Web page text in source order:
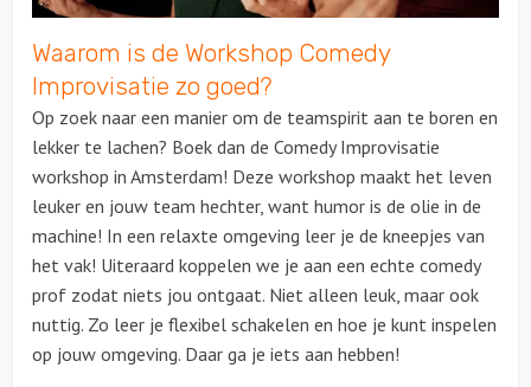
Over ons
Waarom is de Workshop Comedy
Improvisatie zo goed?
Op zoek naar een manier om de teamspirit aan te boren en
lekker te lachen? Boek dan de Comedy Improvisatie
workshop in Amsterdam! Deze workshop maakt het leven
leuker en jouw team hechter, want humor is de olie in de
machine! In een relaxte omgeving leer je de kneepjes van
het vak! Uiteraard koppelen we je aan een echte comedy
prof zodat niets jou ontgaat. Niet alleen leuk, maar ook
nuttig. Zo leer je flexibel schakelen en hoe je kunt inspelen
op jouw omgeving. Daar ga je iets aan hebben!